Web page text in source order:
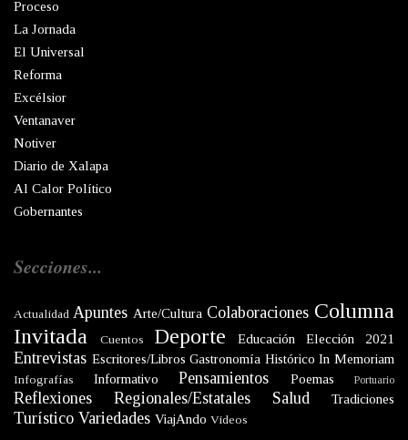
Proceso
La Jornada
El Universal
Reforma
Excélsior
Ventanaver
Notiver
Diario de Xalapa
Al Calor Político
Gobernantes
Secciones...
Actualidad Apuntes Arte/Cultura Colaboraciones Columna
Invitada
Cuentos Deporte Educación Elección 2021
Entrevistas Escritores/Libros Gastronomía Histórico In Memoriam
Infografías Informativo Pensamientos Poemas Portuario
Reflexiones Regionales/Estatales Salud Tradiciones
Turístico Variedades ViajAndo Videos